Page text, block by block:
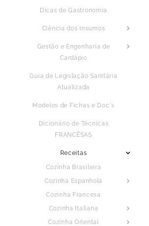
Dicas de Gastronomia
Ciência dos Insumos
Gestão e Engenharia de
Cardápio
Guia de Legislação Sanitária
Atualizada
Modelos de Fichas e Doc´s
Dicionário de Técnicas
FRANCÊSAS
Receitas
Cozinha Brasileira
Cozinha Espanhola
Cozinha Francesa
Cozinha Italiana
Cozinha Oriental